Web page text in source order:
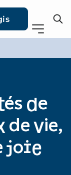
de
de vie,
joie